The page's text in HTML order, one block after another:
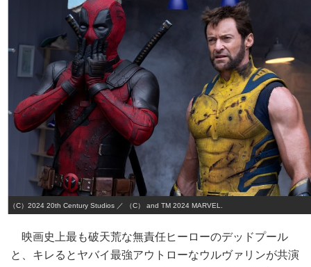
（C）2024 20th Century Studios ／ （C） and TM 2024 MARVEL.
映画史上最も破天荒な無責任ヒーローのデッドプール
と、キレるとヤバイ最強アウトローなウルヴァリンが共演